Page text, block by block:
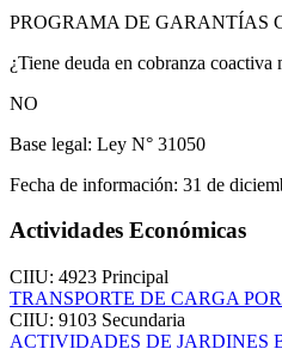
PROGRAMA DE GARANTÍAS
¿Tiene deuda en cobranza
NO
Base legal: Ley N° 31050
Fecha de información: 31 de
Actividades Económicas
CIIU: 4923 Principal
TRANSPORTE DE CARGA
CIIU: 9103 Secundaria
ACTIVIDADES DE JARDINES